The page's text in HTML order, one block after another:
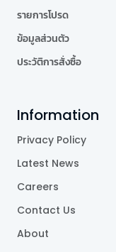
รายการโปรด
ข้อมูลส่วนตัว
ประวัติการสั่งซื้อ
Information
Privacy Policy
Latest News
Careers
Contact Us
About